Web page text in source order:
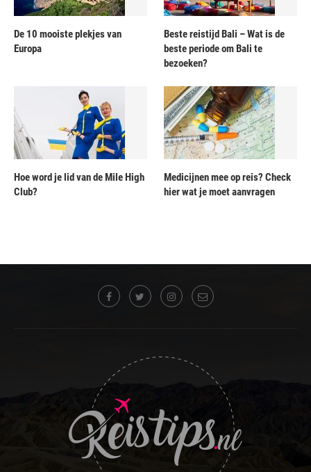
De 10 mooiste plekjes van
Europa
Beste reistijd Bali – Wat is de
beste periode om Bali te
bezoeken?
Hoe word je lid van de Mile High
Club?
Medicijnen mee op reis? Check
hier wat je moet aanvragen